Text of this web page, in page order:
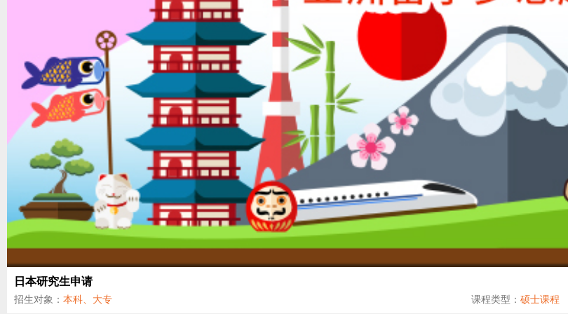
日本研究生申请
招生对象： 本科、大专 课程类型： 硕士课程